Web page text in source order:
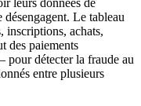
leurs données de
désengagent. Le tableau
inscriptions, achats,
des paiements
pour détecter la fraude au
entre plusieurs